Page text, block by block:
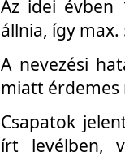
Az idei évben
állnia, így
A nevezési
miatt érdemes
Csapatok
írt levélben,